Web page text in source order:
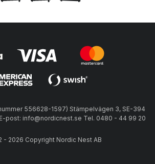
556628-1597) Stämpelvägen 3, SE-394
post: info@nordicnest.se Tel. 0480 - 44 99 20
- 2026 Copyright Nordic Nest AB